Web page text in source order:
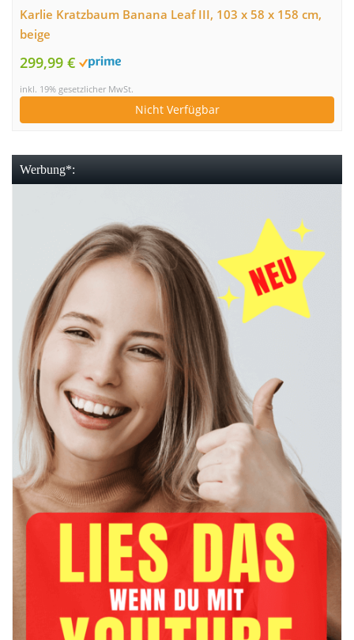
Karlie Kratzbaum Banana Leaf III, 103 x 58 x 158 cm,
beige
299,99 €
inkl. 19% gesetzlicher MwSt.
Nicht Verfügbar
Werbung*: